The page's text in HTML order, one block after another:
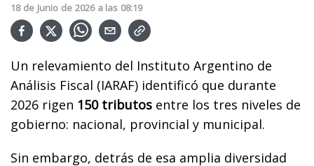
18 de Junio de 2026 a las 08:19
Un relevamiento del Instituto Argentino de
Análisis Fiscal (IARAF) identificó que durante
2026 rigen 150 tributos entre los tres niveles de
gobierno: nacional, provincial y municipal.
Sin embargo, detrás de esa amplia diversidad